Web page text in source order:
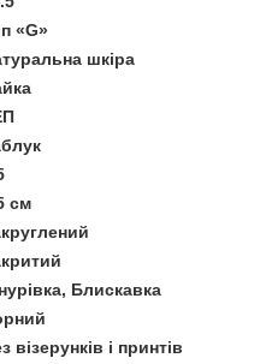
«G»
шкіра
см
Блискавка
візерунків і принтів